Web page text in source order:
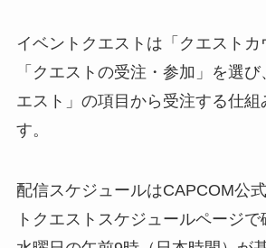
イベントクエストは「クエストカ
「クエストの受注・参加」を選
エスト」の項目から受注する仕組
す。
配信スケジュールはCAPCOM公
トクエストスケジュールページ